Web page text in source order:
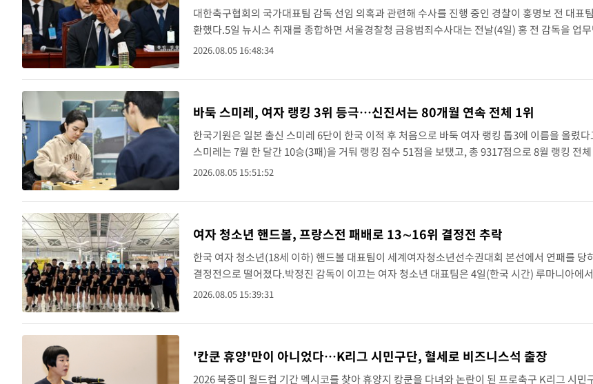
대한축구협회의 국가대표팀 감독 선임 의혹과 관련해 수사를 진행 중인 경찰이 홍명보 전 대표
환했다.5일 뉴시스 취재를 종합하면 서울경찰청 금융범죄수사대는 전날(4일) 홍 전 감독을 업
혐의로 피고발인이자 피의자 신분으로 불러 조사했다.이날 경찰은 홍 전 감독을 소환해 대한축구
2026.08.05 16:48:34
바둑 스미레, 여자 랭킹 3위 등극…신진서는 80개월 연속 전체 1위
한국기원은 일본 출신 스미레 6단이 한국 이적 후 처음으로 바둑 여자 랭킹 톱3에 이름을 올렸
스미레는 7월 한 달간 10승(3패)을 거둬 랭킹 점수 51점을 보탰고, 총 9317점으로 8월 랭킹 전
위에 올랐다.2024년 4월 한국에서의 첫 랭킹을 217위로 시작한 스미레는 2년 4개월 만에 155계
2026.08.05 15:51:52
여자 청소년 핸드볼, 프랑스전 패배로 13∼16위 결정전 추락
한국 여자 청소년(18세 이하) 핸드볼 대표팀이 세계여자청소년선수권대회 본선에서 연패를 당
결정전으로 떨어졌다.박정진 감독이 이끄는 여자 청소년 대표팀은 4일(한국 시간) 루마니아에
의 제11회 국제핸드볼연맹(IHF) 세계여자청소년선수권대회 본선 1조 두 번째 경기에서 18-23으
2026.08.05 15:39:31
'칸쿤 휴양'만이 아니었다…K리그 시민구단, 혈세로 비즈니스석 출장
2026 북중미 월드컵 기간 멕시코를 찾아 휴양지 캉쿤을 다녀와 논란이 된 프로축구 K리그 시민